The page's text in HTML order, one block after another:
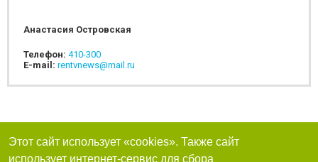
Анастасия Островская
Телефон: 410-300
E-mail: rentvnews@mail.ru
Этот сайт использует «cookies». Также сайт
использует интернет-сервис для сбора